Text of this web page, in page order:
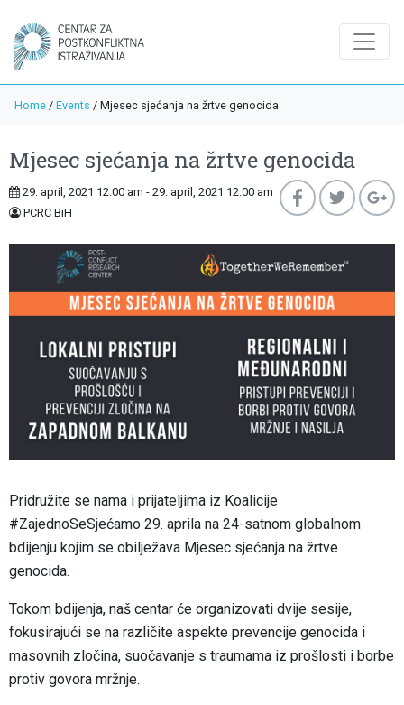
Home / Events / Mjesec sjećanja na žrtve genocida
Mjesec sjećanja na žrtve genocida
29. april, 2021 12:00 am - 29. april, 2021 12:00 am
PCRC BiH
Pridružite se nama i prijateljima iz Koalicije
#ZajednoSeSjećamo 29. aprila na 24-satnom globalnom
bdijenju kojim se obilježava Mjesec sjećanja na žrtve
genocida.
Tokom bdijenja, naš centar će organizovati dvije sesije,
fokusirajući se na različite aspekte prevencije genocida i
masovnih zločina, suočavanje s traumama iz prošlosti i borbe
protiv govora mržnje.